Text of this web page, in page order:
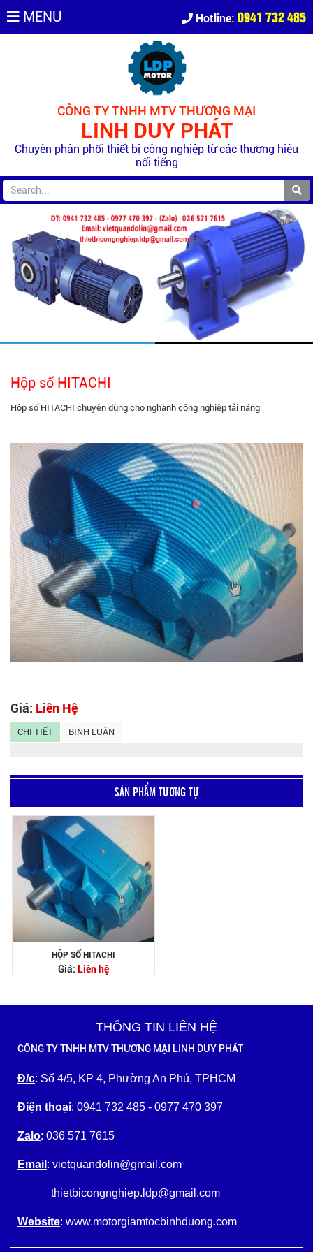
MENU Hotline: 0941 732 485
CÔNG TY TNHH MTV THƯƠNG MẠI
LINH DUY PHÁT
Chuyên phân phối thiết bị công nghiệp từ các thương hiệu
nổi tiếng
Hộp số HITACHI
Hộp số HITACHI chuyên dùng cho nghành công nghiệp tải nặng
Giá: Liên Hệ
CHI TIẾT BÌNH LUẬN
SẢN PHẨM TƯƠNG TỰ
HỘP SỐ HITACHI
Giá: Liên hệ
THÔNG TIN LIÊN HỆ
CÔNG TY TNHH MTV THƯƠNG MẠI LINH DUY PHÁT
Đ/c: Số 4/5, KP 4, Phường An Phú, TPHCM
Điện thoại: 0941 732 485 - 0977 470 397
Zalo: 036 571 7615
Email : vietquandolin@gmail.com
thietbicongnghiep.ldp@gmail.com
Website: www.motorgiamtocbinhduong.com